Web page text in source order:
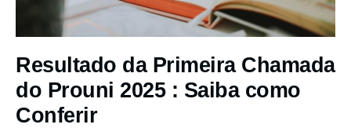
Resultado da Primeira Chamada
do Prouni 2025 : Saiba como
Conferir